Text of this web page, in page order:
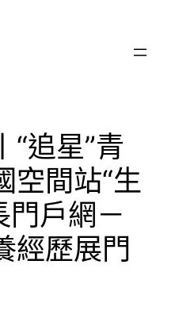
“追星”青
空間站“生
門戶網－
經歷展門